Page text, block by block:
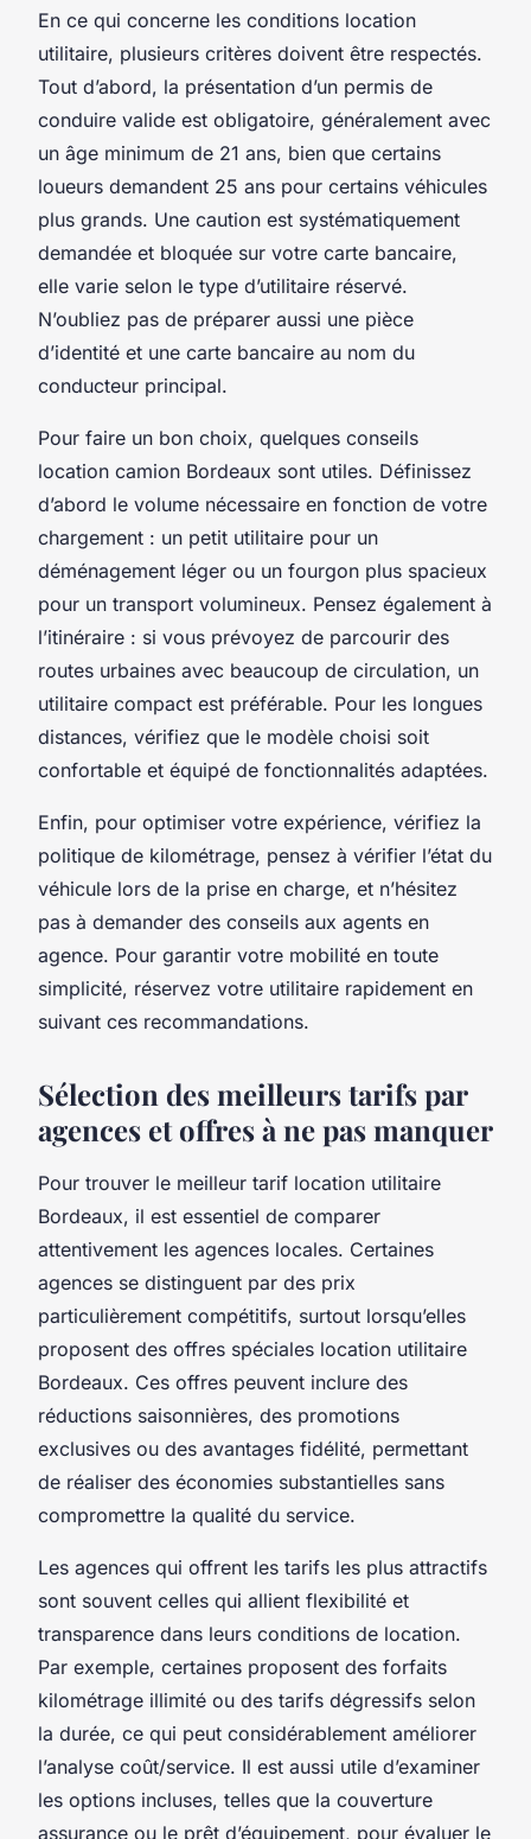
En ce qui concerne les conditions location
utilitaire, plusieurs critères doivent être respectés.
Tout d’abord, la présentation d’un permis de
conduire valide est obligatoire, généralement avec
un âge minimum de 21 ans, bien que certains
loueurs demandent 25 ans pour certains véhicules
plus grands. Une caution est systématiquement
demandée et bloquée sur votre carte bancaire,
elle varie selon le type d’utilitaire réservé.
N’oubliez pas de préparer aussi une pièce
d’identité et une carte bancaire au nom du
conducteur principal.
Pour faire un bon choix, quelques conseils
location camion Bordeaux sont utiles. Définissez
d’abord le volume nécessaire en fonction de votre
chargement : un petit utilitaire pour un
déménagement léger ou un fourgon plus spacieux
pour un transport volumineux. Pensez également à
l’itinéraire : si vous prévoyez de parcourir des
routes urbaines avec beaucoup de circulation, un
utilitaire compact est préférable. Pour les longues
distances, vérifiez que le modèle choisi soit
confortable et équipé de fonctionnalités adaptées.
Enfin, pour optimiser votre expérience, vérifiez la
politique de kilométrage, pensez à vérifier l’état du
véhicule lors de la prise en charge, et n’hésitez
pas à demander des conseils aux agents en
agence. Pour garantir votre mobilité en toute
simplicité, réservez votre utilitaire rapidement en
suivant ces recommandations.
Sélection des meilleurs tarifs par
agences et offres à ne pas manquer
Pour trouver le meilleur tarif location utilitaire
Bordeaux, il est essentiel de comparer
attentivement les agences locales. Certaines
agences se distinguent par des prix
particulièrement compétitifs, surtout lorsqu’elles
proposent des offres spéciales location utilitaire
Bordeaux. Ces offres peuvent inclure des
réductions saisonnières, des promotions
exclusives ou des avantages fidélité, permettant
de réaliser des économies substantielles sans
compromettre la qualité du service.
Les agences qui offrent les tarifs les plus attractifs
sont souvent celles qui allient flexibilité et
transparence dans leurs conditions de location.
Par exemple, certaines proposent des forfaits
kilométrage illimité ou des tarifs dégressifs selon
la durée, ce qui peut considérablement améliorer
l’analyse coût/service. Il est aussi utile d’examiner
les options incluses, telles que la couverture
assurance ou le prêt d’équipement, pour évaluer le